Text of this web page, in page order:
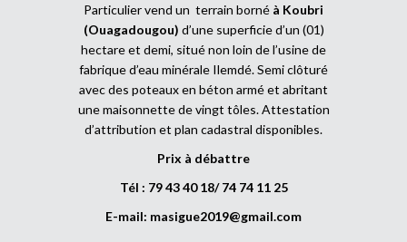
Particulier vend un terrain borné à Koubri
(Ouagadougou) d’une superficie d’un (01)
hectare et demi, situé non loin de l’usine de
fabrique d’eau minérale Ilemdé. Semi clôturé
avec des poteaux en béton armé et abritant
une maisonnette de vingt tôles. Attestation
d’attribution et plan cadastral disponibles.
Prix à débattre
Tél : 79 43 40 18/ 74 74 11 25
E-mail: masigue2019@gmail.com